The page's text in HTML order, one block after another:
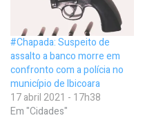
#Chapada: Suspeito de
assalto a banco morre em
confronto com a polícia no
município de Ibicoara
17 abril 2021 - 17h38
Em "Cidades"